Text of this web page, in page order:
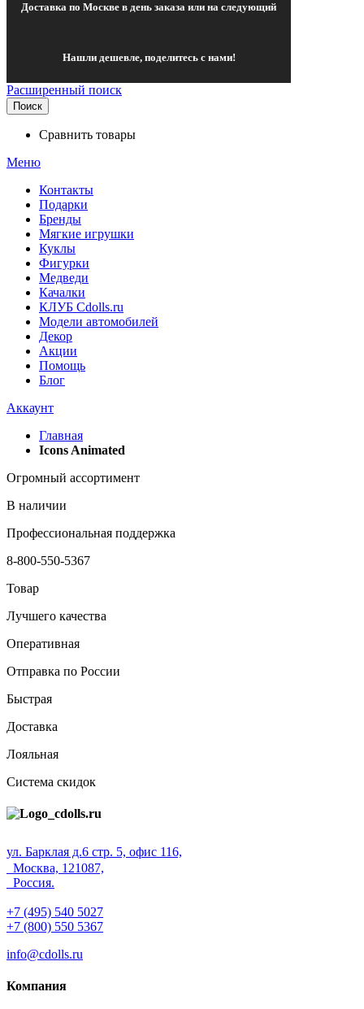
Доставка по Москве в день заказа или на следующий
Нашли дешевле, поделитесь с нами!
Расширенный поиск
Поиск
Сравнить товары
Меню
Контакты
Подарки
Бренды
Мягкие игрушки
Куклы
Фигурки
Медведи
Качалки
КЛУБ Cdolls.ru
Модели автомобилей
Декор
Акции
Помощь
Блог
Аккаунт
Главная
Icons Animated
Огромный ассортимент
В наличии
Профессиональная поддержка
8-800-550-5367
Товар
Лучшего качества
Оперативная
Отправка по России
Быстрая
Доставка
Лояльная
Система скидок
ул. Барклая д.6 стр. 5, офис 116,
Москва, 121087,
Россия.
+7 (495) 540 5027
+7 (800) 550 5367
info@cdolls.ru
Компания